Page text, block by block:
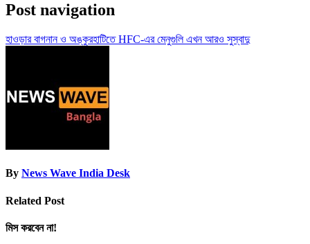
Post navigation
হাওড়ার বাগনান ও অঙ্কুরহাটিতে HFC-এর মেনুগুলি এখন আরও সুস্বাদু
By News Wave India Desk
Related Post
মিস করবেন না!